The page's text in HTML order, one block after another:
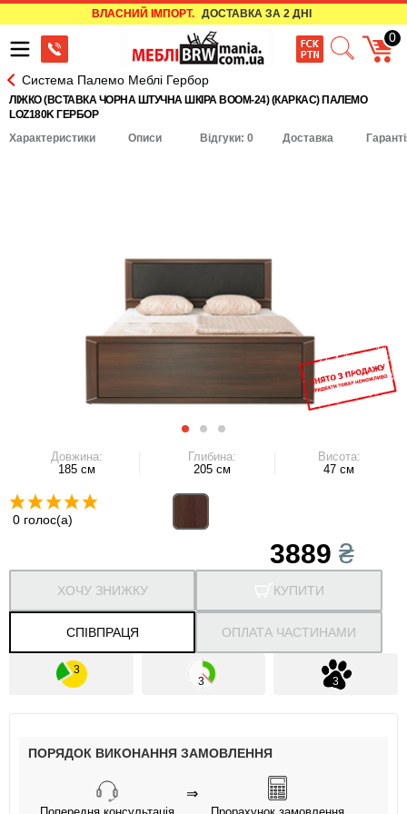
ВЛАСНИЙ ІМПОРТ. ДОСТАВКА ЗА 2 ДНІ
0
Система Палемо Меблі Гербор
ЛІЖКО (ВСТАВКА ЧОРНА ШТУЧНА ШКІРА BOOM-24) (КАРКАС) ПАЛЕМО
LOZ180K ГЕРБОР
Характеристики
Описи Відгуки: 0 Доставка
Довжина:
185 см
Глибина:
205 см
Висота:
47 см
0 голос(а)
3889₴
КУПИТИ
СПІВПРАЦЯ
ХОЧУ ЗНИЖКУ
ОПЛАТА ЧАСТИНАМИ
ПОРЯДОК ВИКОНАННЯ ЗАМОВЛЕННЯ
⇒